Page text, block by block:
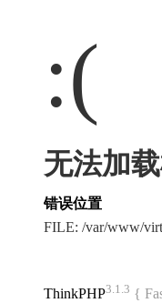
:(
无法加
错误位置
FILE: /var/www/
ThinkPHP3.1.3 {